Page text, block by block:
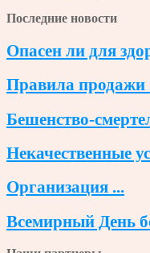
Последние новости
Опасен ли для
Правила продажи
Бешенство-
Некачественные
Организация ...
Всемирный День